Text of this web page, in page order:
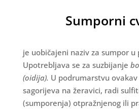
Sumporni
je uobičajeni naziv za sumpor u
Upotrebljava se za suzbijanje
(oidija). U podrumarstvu
sagorijeva na žeravici, radi
(sumporenja) otpražnjenog ili